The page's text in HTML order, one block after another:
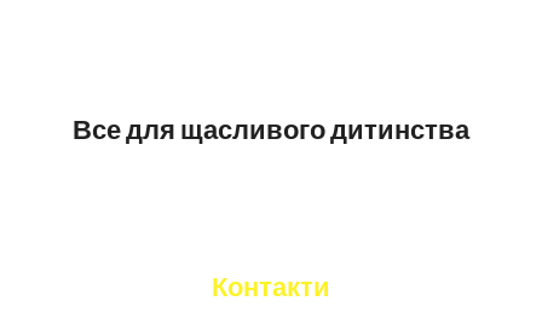
Все для щасливого дитинства
Контакти